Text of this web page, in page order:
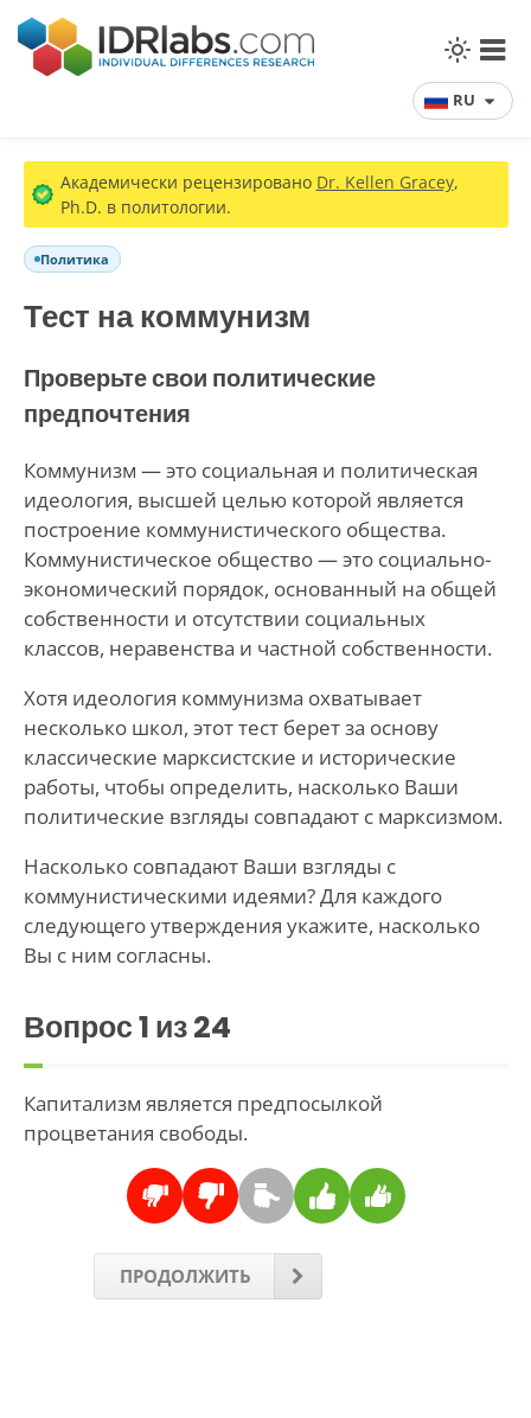
RU
Академически рецензировано Dr. Kellen Gracey,
Ph.D. в политологии.
Политика
Тест на коммунизм
Проверьте свои политические
предпочтения
Коммунизм — это социальная и политическая
идеология, высшей целью которой является
построение коммунистического общества.
Коммунистическое общество — это социально-
экономический порядок, основанный на общей
собственности и отсутствии социальных
классов, неравенства и частной собственности.
Хотя идеология коммунизма охватывает
несколько школ, этот тест берет за основу
классические марксистские и исторические
работы, чтобы определить, насколько Ваши
политические взгляды совпадают с марксизмом.
Насколько совпадают Ваши взгляды с
коммунистическими идеями? Для каждого
следующего утверждения укажите, насколько
Вы с ним согласны.
Вопрос1 из 24
Капитализм является предпосылкой
процветания свободы.
ПРОДОЛЖИТЬ